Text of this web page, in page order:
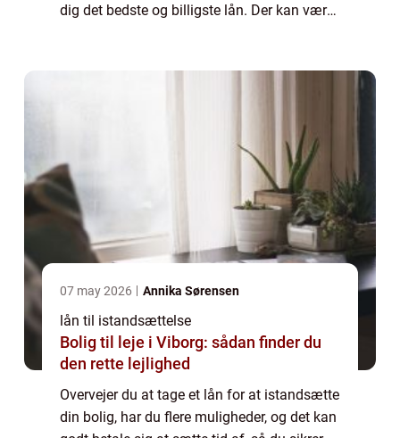
dig det bedste og billigste lån. Der kan være
07 may 2026 Annika Sørensen
lån til istandsættelse
Bolig til leje i Viborg: sådan finder du
den rette lejlighed
Overvejer du at tage et lån for at istandsætte
din bolig, har du flere muligheder, og det kan